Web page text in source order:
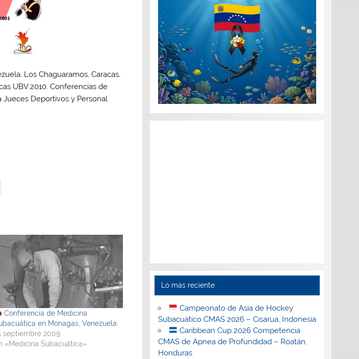
Los Chaguaramos, Caracas,
UBV 2010. Conferencias de
Jueces Deportivos y Personal
Conferencia de Medicina
en Monagas, Venezuela
septiembre 2009
«Medicina Subacuática»
Lo más reciente
Campeonato de Asia de Hockey
Subacuático CMAS 2026 – Cisarua, Indonesia
Caribbean Cup 2026 Competencia
CMAS de Apnea de Profundidad – Roatán,
Honduras